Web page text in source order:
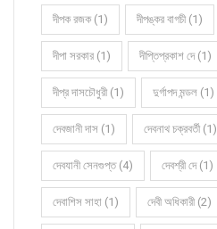
দীপক রজক (1) দীপঙ্কর বাগচী (1)
দীপা সরকার (1) দীপ্তিপ্রকাশ দে (1)
দীপ্র দাসচৌধুরী (1) দুর্গাপদ মন্ডল (1)
দেবজানী দাস (1) দেবনাথ চক্রবর্তী (1)
দেবযানী সেনগুপ্ত (4) দেবশ্রী দে (1)
দেবাশিস সাহা (1) দেবী অধিকারী (2)